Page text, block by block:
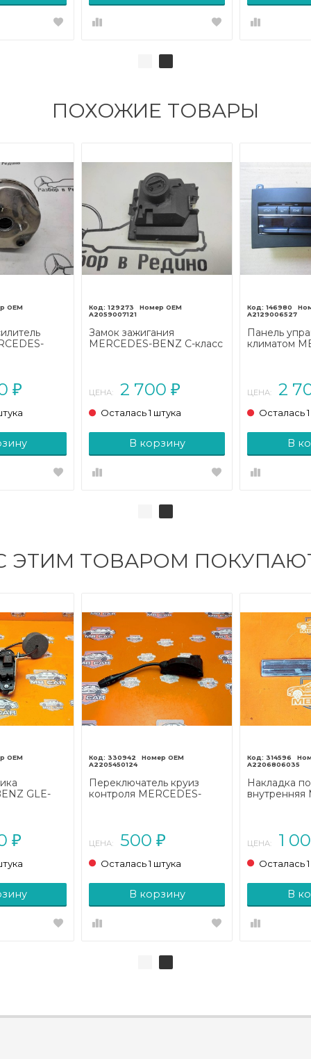
ПОХОЖИЕ ТОВАРЫ
₽
129273
A2059007121
Замок зажигания
MERCEDES-BENZ C-класс
ЦЕНА: 2 700 ₽
Осталась 1 штука
В корзину
146980
A2129006527
Панель
климатом
ЦЕНА: 2
Осталась
В
ЭТИМ ТОВАРОМ
GLE-
₽
330942
A2205450124
Переключатель круиз
контроля MERCEDES-
ЦЕНА: 500 ₽
Осталась 1 штука
В корзину
314596
A2206806035
Накладка
внутренняя
ЦЕНА: 1
Осталась
В